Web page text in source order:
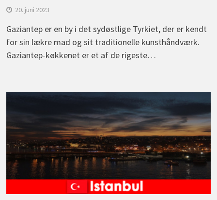
20. juni 2023
Gaziantep er en by i det sydøstlige Tyrkiet, der er kendt
for sin lækre mad og sit traditionelle kunsthåndværk.
Gaziantep-køkkenet er et af de rigeste…